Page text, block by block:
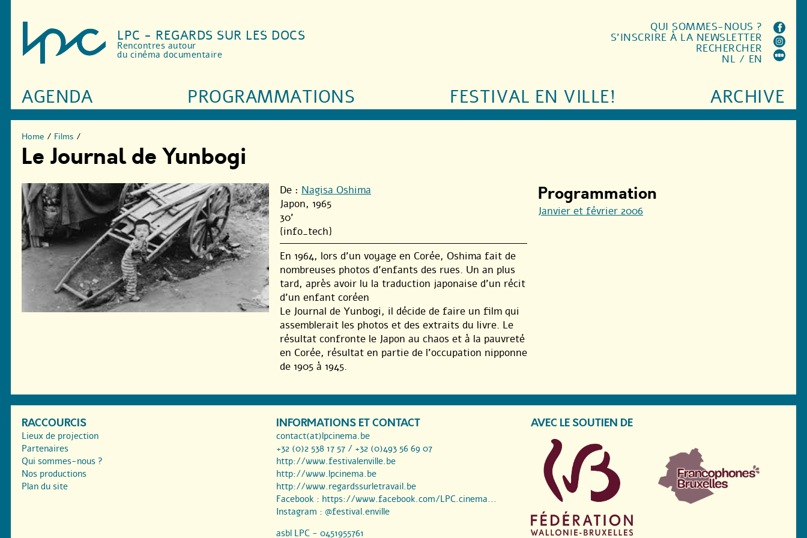
LPC - REGARDS SUR LES DOCS
Rencontres autour
du cinéma documentaire
AGENDA PROGRAMMATIONS FESTIVAL EN VILLE! ARCHIVE
QUI SOMMES-NOUS ?
S'INSCRIRE À LA NEWSLETTER
RECHERCHER
NL / EN
Home / Films /
Le Journal de Yunbogi
De : Nagisa Oshima
Japon, 1965
30'
{info_tech}
En 1964, lors d’un voyage en Corée, Oshima fait de
nombreuses photos d’enfants des rues. Un an plus
tard, après avoir lu la traduction japonaise d’un récit
d’un enfant coréen
Le Journal de Yunbogi, il décide de faire un film qui
assemblerait les photos et des extraits du livre. Le
résultat confronte le Japon au chaos et à la pauvreté
en Corée, résultat en partie de l’occupation nipponne
de 1905 à 1945.
Programmation
Janvier et février 2006
RACCOURCIS
Lieux de projection
Partenaires
Qui sommes-nous ?
Nos productions
Plan du site
INFORMATIONS ET CONTACT
contact(at)lpcinema.be
+32 (0)2 538 17 57 / +32 (0)493 56 69 07
http://www.festivalenville.be
http://www.lpcinema.be
http://www.regardssurletravail.be
Facebook : https://www.facebook.com/LPC.cinema...
Instagram : @festival.enville
asbl LPC - 0451955761
AVEC LE SOUTIEN DE